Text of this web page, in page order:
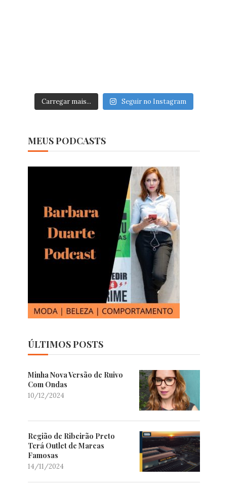
Carregar mais... Seguir no Instagram
MEUS PODCASTS
ÚLTIMOS POSTS
Minha Nova Versão de Ruivo
Com Ondas
10/12/2024
Região de Ribeirão Preto
Terá Outlet de Marcas
Famosas
14/11/2024